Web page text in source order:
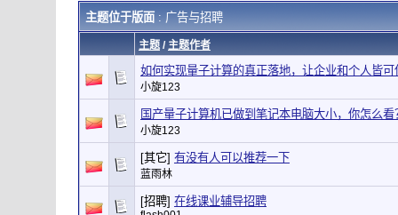
主题位于版面: 广告与招聘
主题/ 主题作者
如何实现量子计算的真正落地，让企业和个人皆
小旋123
国产量子计算机已做到笔记本电脑大小，你怎么看
小旋123
[其它] 有没有人可以推荐一下
蓝雨林
[招聘] 在线课业辅导招聘